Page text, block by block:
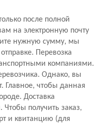
после полной
на электронную почту
нужную сумму, мы
Перевозка
компаниями.
Однако, вы
Главное, чтобы данная
Доставка
получить заказ,
и квитанцию (для